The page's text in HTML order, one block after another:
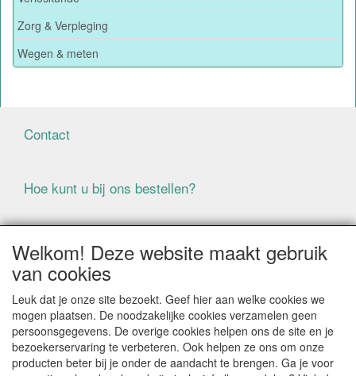
Zorg & Verpleging
Wegen & meten
Contact
Hoe kunt u bij ons bestellen?
Voorwaarden
BIJ BESTELLINGEN ONDER DE € 125,00 EXCLUSIEF BTW
BRENGEN WIJ IN NEDERLAND € 5,87 VERZENDKOSTEN
IN REKENING (BELGIË € 9,09). VERZENDKOSTEN
WORDEN VERWIJDERD BIJ BESTELLING BOVEN DE €
125,00 EXCL. BTW
Welkom! Deze website maakt gebruik
van cookies
Leuk dat je onze site bezoekt. Geef hier aan welke cookies we
mogen plaatsen. De noodzakelijke cookies verzamelen geen
persoonsgegevens. De overige cookies helpen ons de site en je
bezoekerservaring te verbeteren. Ook helpen ze ons om onze
producten beter bij je onder de aandacht te brengen. Ga je voor